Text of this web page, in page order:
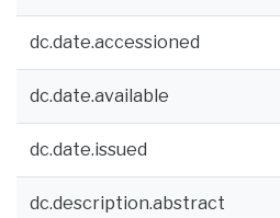
dc.date.accessioned
dc.date.available
dc.date.issued
dc.description.abstract